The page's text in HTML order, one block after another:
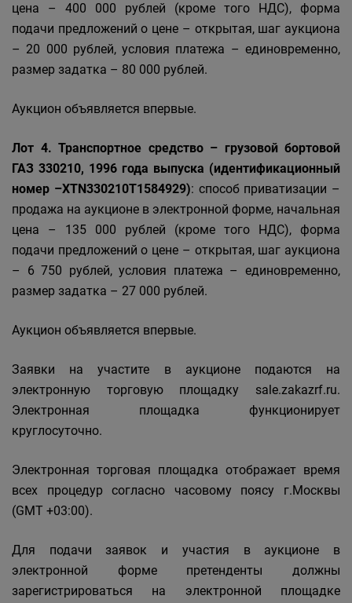
цена – 400 000 рублей (кроме того НДС), форма
подачи предложений о цене – открытая, шаг аукциона
– 20 000 рублей, условия платежа – единовременно,
размер задатка – 80 000 рублей.
Аукцион объявляется впервые.
Лот 4. Транспортное средство – грузовой бортовой
ГАЗ 330210, 1996 года выпуска (идентификационный
номер –XTN330210T1584929): способ приватизации –
продажа на аукционе в электронной форме, начальная
цена – 135 000 рублей (кроме того НДС), форма
подачи предложений о цене – открытая, шаг аукциона
– 6 750 рублей, условия платежа – единовременно,
размер задатка – 27 000 рублей.
Аукцион объявляется впервые.
Заявки на участите в аукционе подаются на
электронную торговую площадку sale.zakazrf.ru.
Электронная площадка функционирует
круглосуточно.
Электронная торговая площадка отображает время
всех процедур согласно часовому поясу г.Москвы
(GMT +03:00).
Для подачи заявок и участия в аукционе в
электронной форме претенденты должны
зарегистрироваться на электронной площадке